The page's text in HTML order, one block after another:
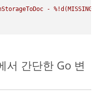
- %!d(MISSING)\n"
서 간단한 Go 변